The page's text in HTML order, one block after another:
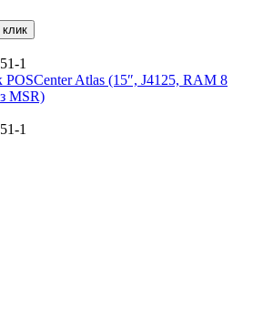
1
Atlas (15″, J4125, RAM 8
MSR)
1